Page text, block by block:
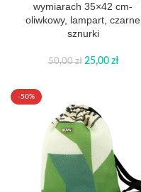
wymiarach 35×42 cm-
oliwkowy, lampart, czarne
sznurki
50,00zł 25,00 zł
-50%